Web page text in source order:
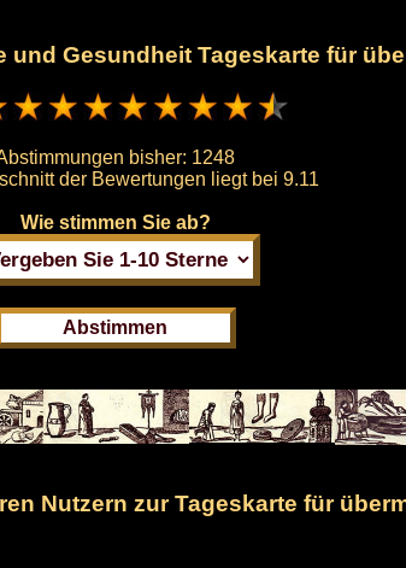
und Gesundheit Tageskarte für
bisher: 1248
der Bewertungen liegt bei9.11
Wie stimmen Sie ab?
Nutzern zur Tageskarte für